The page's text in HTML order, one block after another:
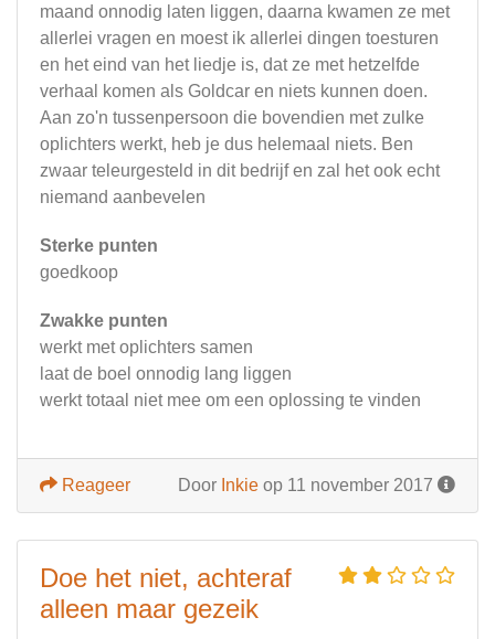
maand onnodig laten liggen, daarna kwamen ze met
allerlei vragen en moest ik allerlei dingen toesturen
en het eind van het liedje is, dat ze met hetzelfde
verhaal komen als Goldcar en niets kunnen doen.
Aan zo'n tussenpersoon die bovendien met zulke
oplichters werkt, heb je dus helemaal niets. Ben
zwaar teleurgesteld in dit bedrijf en zal het ook echt
niemand aanbevelen
Sterke punten
goedkoop
Zwakke punten
werkt met oplichters samen
laat de boel onnodig lang liggen
werkt totaal niet mee om een oplossing te vinden
Door Inkie op 11 november 2017
Reageer
Doe het niet, achteraf
alleen maar gezeik